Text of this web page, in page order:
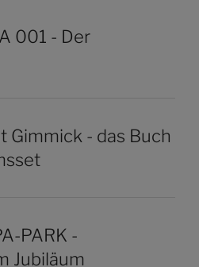
001 - Der
Gimmick - das Buch
PARK -
Jubiläum